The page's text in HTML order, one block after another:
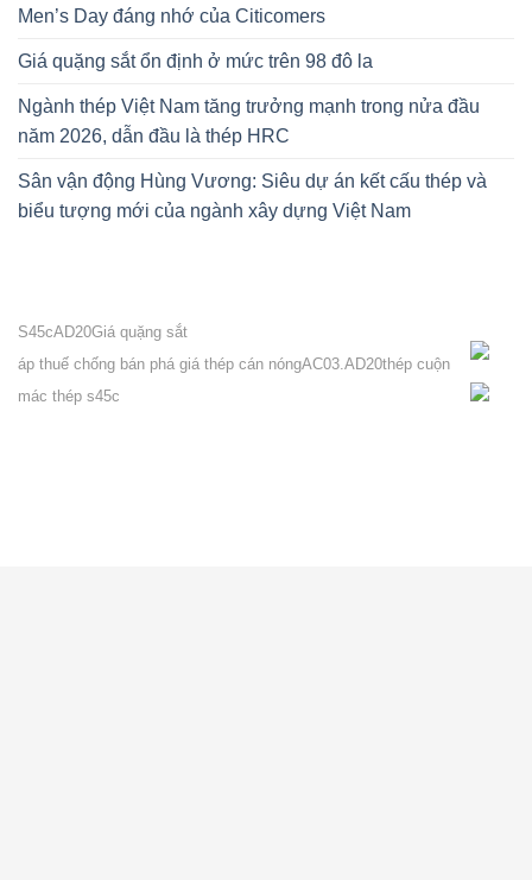
Men’s Day đáng nhớ của Citicomers
Giá quặng sắt ổn định ở mức trên 98 đô la
Ngành thép Việt Nam tăng trưởng mạnh trong nửa đầu
năm 2026, dẫn đầu là thép HRC
Sân vận động Hùng Vương: Siêu dự án kết cấu thép và
biểu tượng mới của ngành xây dựng Việt Nam
S45cAD20Giá quặng sắt
áp thuế chống bán phá giá thép cán nóngAC03.AD20thép cuộn
mác thép s45c